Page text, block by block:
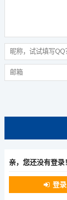
亲，您还没有登录！
登录